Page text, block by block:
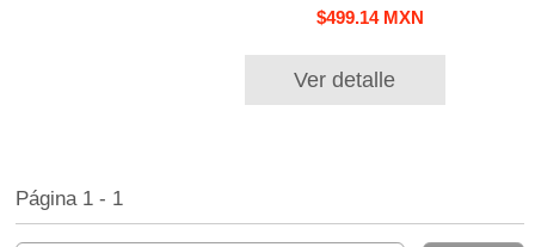
$499.14 MXN
Ver detalle
Página 1 - 1